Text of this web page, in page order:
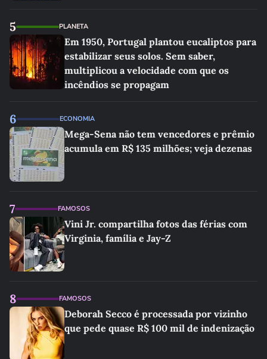
5 PLANETA
Em 1950, Portugal plantou eucaliptos para
estabilizar seus solos. Sem saber,
multiplicou a velocidade com que os
incêndios se propagam
6 ECONOMIA
Mega-Sena não tem vencedores e prêmio
acumula em R$ 135 milhões; veja dezenas
7 FAMOSOS
Vini Jr. compartilha fotos das férias com
Virginia, família e Jay-Z
8 FAMOSOS
Deborah Secco é processada por vizinho
que pede quase R$ 100 mil de indenização